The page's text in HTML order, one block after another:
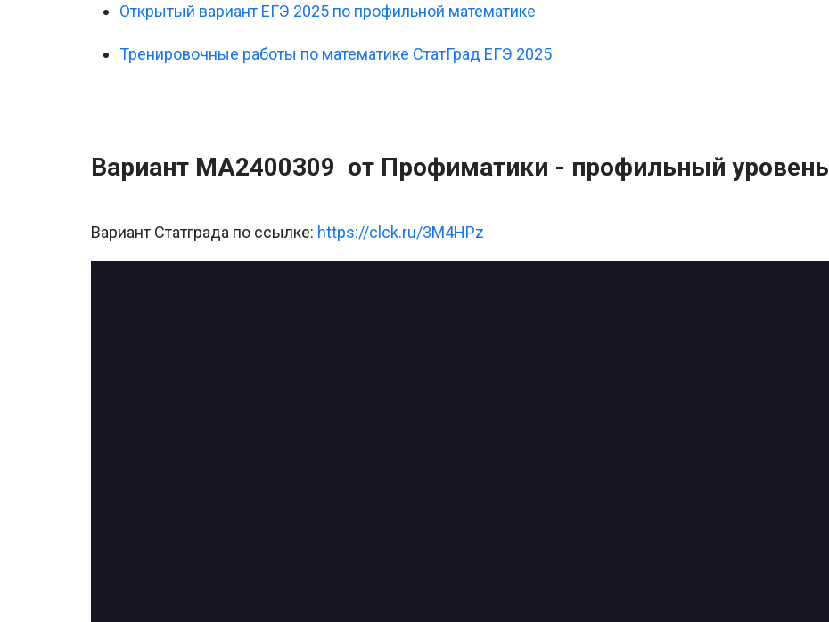
Открытый вариант ЕГЭ 2025 по профильной математике
Тренировочные работы по математике СтатГрад ЕГЭ 2025
Вариант МА2400309 от Профиматики - профильный уровень
Вариант Статграда по ссылке: https://clck.ru/3M4HPz